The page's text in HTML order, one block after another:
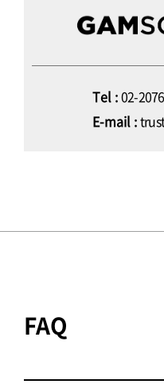
Tel :02-
E-mail :
FAQ